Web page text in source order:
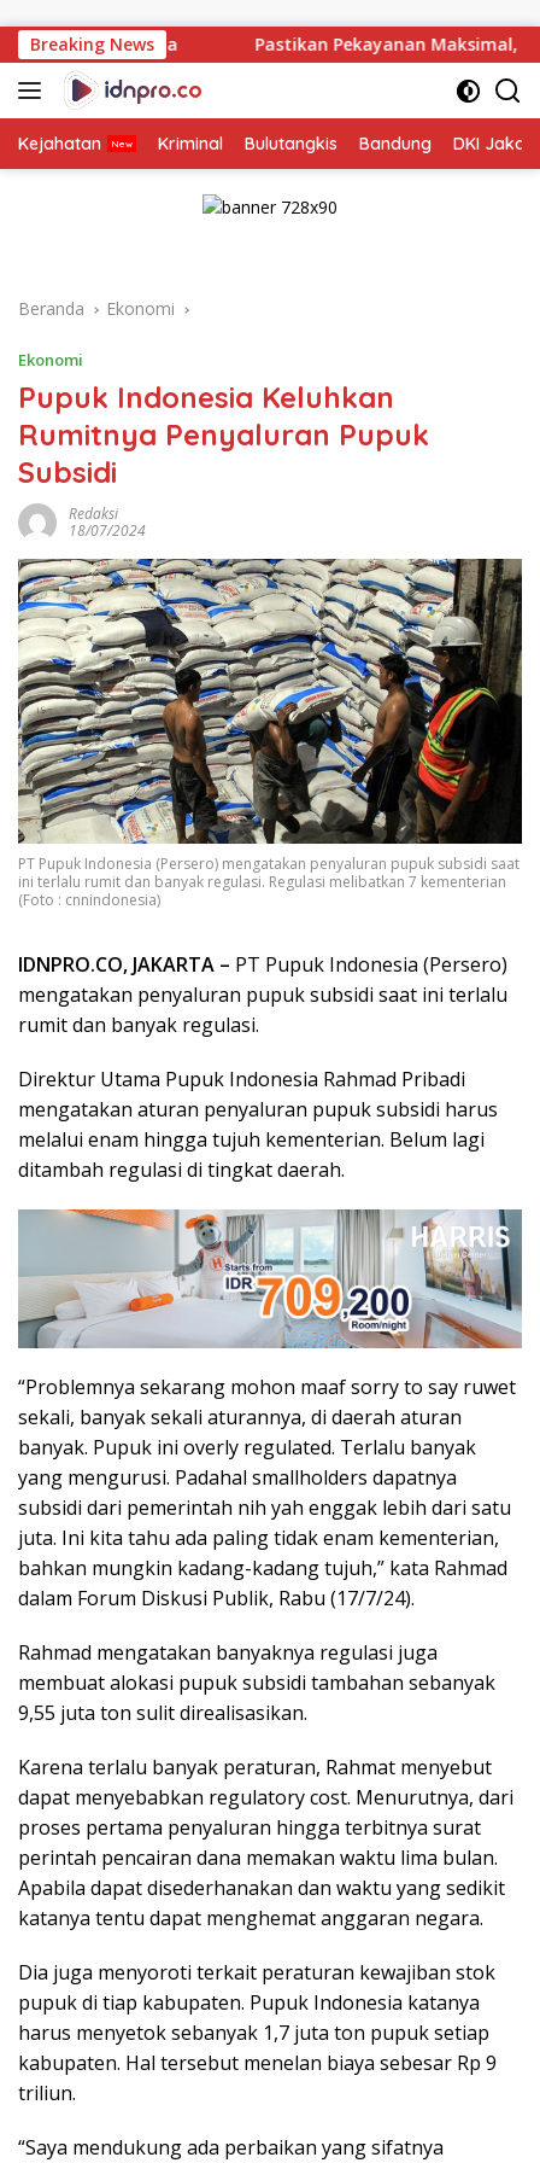
ke
konten
Breaking NewsPastikan Pekayanan Maksimal, Direksi Jasa
Kejahatan Kriminal Bulutangkis Bandung DKI
Beranda Ekonomi
Ekonomi
Pupuk Indonesia Keluhkan
Rumitnya Penyaluran Pupuk
Subsidi
Redaksi
18/07/2024
PT Pupuk Indonesia (Persero) mengatakan penyaluran pupuk subsidi saat
ini terlalu rumit dan banyak regulasi. Regulasi melibatkan 7 kementerian
(Foto : cnnindonesia)
IDNPRO.CO, JAKARTA – PT Pupuk Indonesia (Persero)
mengatakan penyaluran pupuk subsidi saat ini terlalu
rumit dan banyak regulasi.
Direktur Utama Pupuk Indonesia Rahmad Pribadi
mengatakan aturan penyaluran pupuk subsidi harus
melalui enam hingga tujuh kementerian. Belum lagi
ditambah regulasi di tingkat daerah.
“Problemnya sekarang mohon maaf sorry to say ruwet
sekali, banyak sekali aturannya, di daerah aturan
banyak. Pupuk ini overly regulated. Terlalu banyak
yang mengurusi. Padahal smallholders dapatnya
subsidi dari pemerintah nih yah enggak lebih dari satu
juta. Ini kita tahu ada paling tidak enam kementerian,
bahkan mungkin kadang-kadang tujuh,” kata Rahmad
dalam Forum Diskusi Publik, Rabu (17/7/24).
Rahmad mengatakan banyaknya regulasi juga
membuat alokasi pupuk subsidi tambahan sebanyak
9,55 juta ton sulit direalisasikan.
Karena terlalu banyak peraturan, Rahmat menyebut
dapat menyebabkan regulatory cost. Menurutnya, dari
proses pertama penyaluran hingga terbitnya surat
perintah pencairan dana memakan waktu lima bulan.
Apabila dapat disederhanakan dan waktu yang sedikit
katanya tentu dapat menghemat anggaran negara.
Dia juga menyoroti terkait peraturan kewajiban stok
pupuk di tiap kabupaten. Pupuk Indonesia katanya
harus menyetok sebanyak 1,7 juta ton pupuk setiap
kabupaten. Hal tersebut menelan biaya sebesar Rp 9
triliun.
“Saya mendukung ada perbaikan yang sifatnya